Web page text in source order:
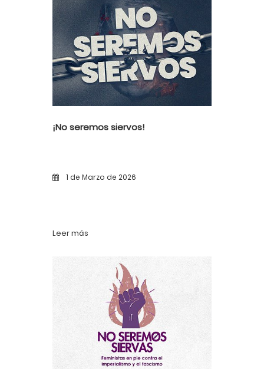
¡No seremos siervos!
1 de Marzo de 2026
Leer más